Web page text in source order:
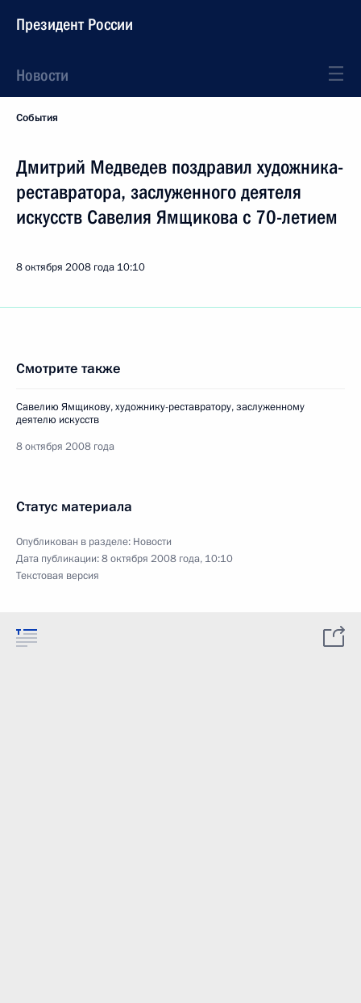
Президент России
Новости
События
Дмитрий Медведев поздравил художника-
реставратора, заслуженного деятеля
искусств Савелия Ямщикова с 70-летием
8 октября 2008 года 10:10
Смотрите также
Савелию Ямщикову, художнику-реставратору, заслуженному
деятелю искусств
8 октября 2008 года
Статус материала
Опубликован в разделе: Новости
Дата публикации:8 октября 2008 года, 10:10
Текстовая версия